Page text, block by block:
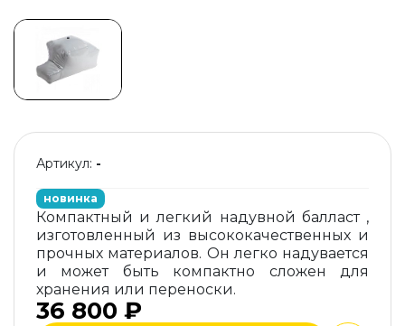
Артикул: -
новинка
Компактный и легкий надувной балласт ,
изготовленный из высококачественных и
прочных материалов. Он легко надувается
и может быть компактно сложен для
хранения или переноски.
36 800 ₽